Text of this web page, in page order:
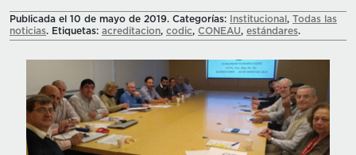
Publicada el 10 de mayo de 2019. Categorías: Institucional , Todas las
noticias. Etiquetas: acreditacion, codic, CONEAU, estándares.